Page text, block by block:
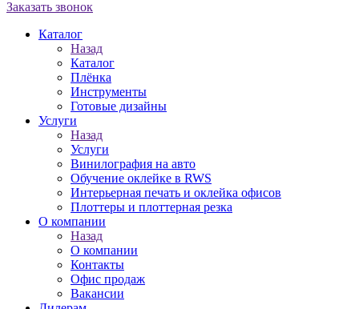
Заказать звонок
Каталог
Назад
Каталог
Плёнка
Инструменты
Готовые дизайны
Услуги
Назад
Услуги
Винилография на авто
Обучение оклейке в RWS
Интерьерная печать и оклейка офисов
Плоттеры и плоттерная резка
О компании
Назад
О компании
Контакты
Офис продаж
Вакансии